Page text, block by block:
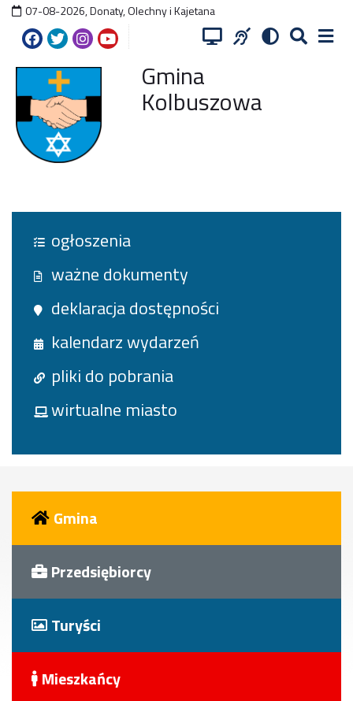
07-08-2026,Donaty, Olechny i Kajetana
Gmina
Kolbuszowa
ogłoszenia
ważne dokumenty
deklaracja dostępności
kalendarz wydarzeń
pliki do pobrania
wirtualne miasto
Gmina
Przedsiębiorcy
Turyści
Mieszkańcy